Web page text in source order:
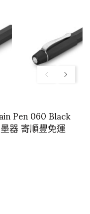
Pen 060 Black
器 寄順豐免運